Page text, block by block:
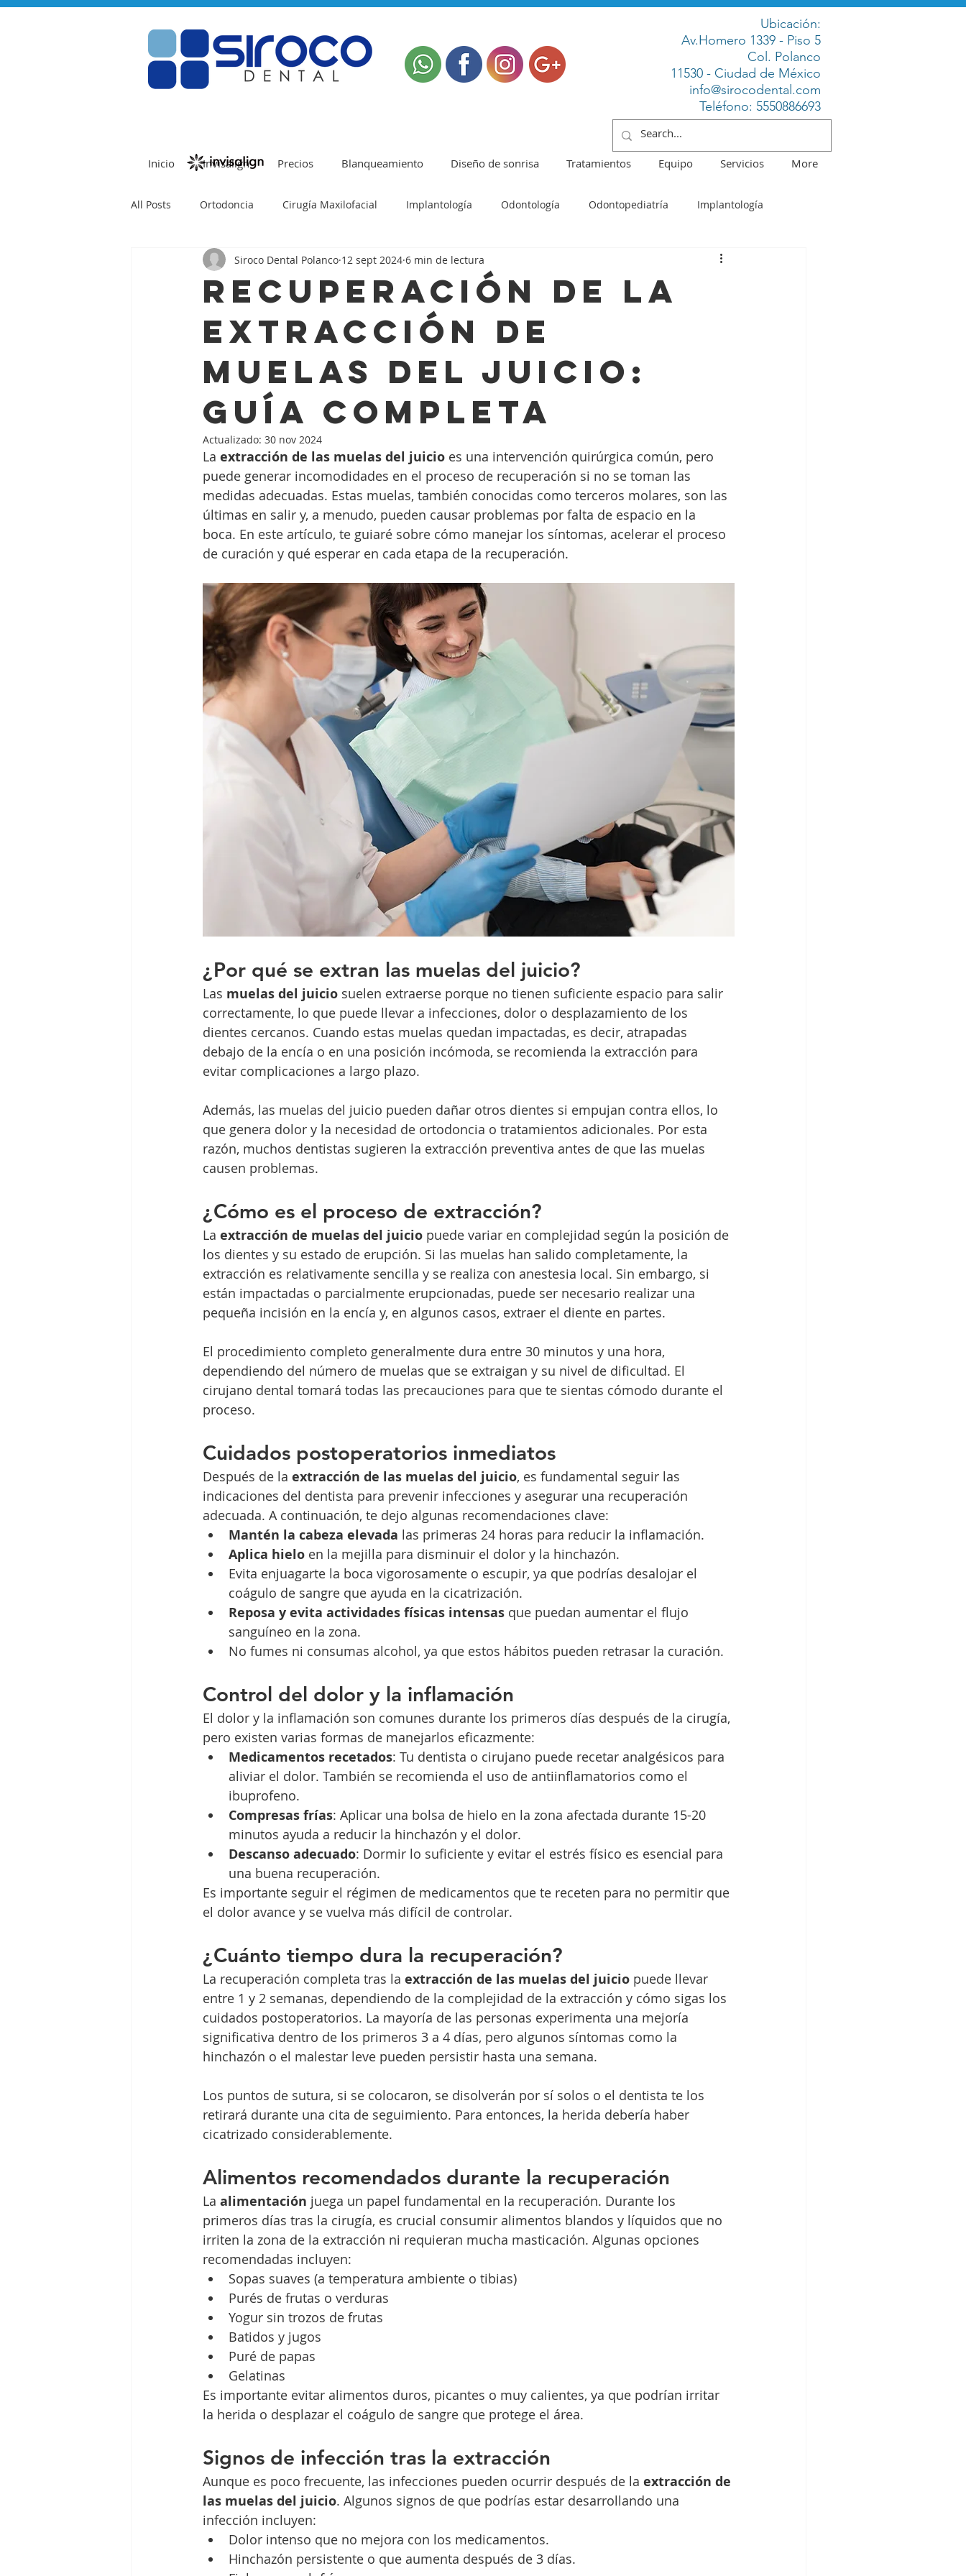
Ubicación:
Av.Homero 1339 - Piso 5
Col. Polanco
11530 - Ciudad de México
info@sirocodental.com
Teléfono: 5550886693
Inicio Invisalign Precios Blanqueamiento Diseño de sonrisa Tratamientos Equipo Servicios More
All Posts Ortodoncia Cirugía Maxilofacial Implantología Odontología Odontopediatría Implantología
Periodoncia Endodoncia Odontología Estética
Recuperación de la
extracción de
muelas del juicio:
Guía completa
Siroco Dental Polanco 12 sept 2024 6 min de lectura
Actualizado: 30 nov 2024
La extracción de las muelas del juicio es una intervención quirúrgica común, pero
puede generar incomodidades en el proceso de recuperación si no se toman las
medidas adecuadas. Estas muelas, también conocidas como terceros molares, son las
últimas en salir y, a menudo, pueden causar problemas por falta de espacio en la
boca. En este artículo, te guiaré sobre cómo manejar los síntomas, acelerar el proceso
de curación y qué esperar en cada etapa de la recuperación.
¿Por qué se extran las muelas del juicio?
Las muelas del juicio suelen extraerse porque no tienen suficiente espacio para salir
correctamente, lo que puede llevar a infecciones, dolor o desplazamiento de los
dientes cercanos. Cuando estas muelas quedan impactadas, es decir, atrapadas
debajo de la encía o en una posición incómoda, se recomienda la extracción para
evitar complicaciones a largo plazo.
Además, las muelas del juicio pueden dañar otros dientes si empujan contra ellos, lo
que genera dolor y la necesidad de ortodoncia o tratamientos adicionales. Por esta
razón, muchos dentistas sugieren la extracción preventiva antes de que las muelas
causen problemas.
¿Cómo es el proceso de extracción?
La extracción de muelas del juicio puede variar en complejidad según la posición de
los dientes y su estado de erupción. Si las muelas han salido completamente, la
extracción es relativamente sencilla y se realiza con anestesia local. Sin embargo, si
están impactadas o parcialmente erupcionadas, puede ser necesario realizar una
pequeña incisión en la encía y, en algunos casos, extraer el diente en partes.
El procedimiento completo generalmente dura entre 30 minutos y una hora,
dependiendo del número de muelas que se extraigan y su nivel de dificultad. El
cirujano dental tomará todas las precauciones para que te sientas cómodo durante el
proceso.
Cuidados postoperatorios inmediatos
Después de la extracción de las muelas del juicio, es fundamental seguir las
indicaciones del dentista para prevenir infecciones y asegurar una recuperación
adecuada. A continuación, te dejo algunas recomendaciones clave:
Mantén la cabeza elevada las primeras 24 horas para reducir la inflamación.
Aplica hielo en la mejilla para disminuir el dolor y la hinchazón.
Evita enjuagarte la boca vigorosamente o escupir, ya que podrías desalojar el
coágulo de sangre que ayuda en la cicatrización.
Reposa y evita actividades físicas intensas que puedan aumentar el flujo
sanguíneo en la zona.
No fumes ni consumas alcohol, ya que estos hábitos pueden retrasar la curación.
Control del dolor y la inflamación
El dolor y la inflamación son comunes durante los primeros días después de la cirugía,
pero existen varias formas de manejarlos eficazmente:
Medicamentos recetados: Tu dentista o cirujano puede recetar analgésicos para
aliviar el dolor. También se recomienda el uso de antiinflamatorios como el
ibuprofeno.
Compresas frías: Aplicar una bolsa de hielo en la zona afectada durante 15-20
minutos ayuda a reducir la hinchazón y el dolor.
Descanso adecuado: Dormir lo suficiente y evitar el estrés físico es esencial para
una buena recuperación.
Es importante seguir el régimen de medicamentos que te receten para no permitir que
el dolor avance y se vuelva más difícil de controlar.
¿Cuánto tiempo dura la recuperación?
La recuperación completa tras la extracción de las muelas del juicio puede llevar
entre 1 y 2 semanas, dependiendo de la complejidad de la extracción y cómo sigas los
cuidados postoperatorios. La mayoría de las personas experimenta una mejoría
significativa dentro de los primeros 3 a 4 días, pero algunos síntomas como la
hinchazón o el malestar leve pueden persistir hasta una semana.
Los puntos de sutura, si se colocaron, se disolverán por sí solos o el dentista te los
retirará durante una cita de seguimiento. Para entonces, la herida debería haber
cicatrizado considerablemente.
Alimentos recomendados durante la recuperación
La alimentación juega un papel fundamental en la recuperación. Durante los
primeros días tras la cirugía, es crucial consumir alimentos blandos y líquidos que no
irriten la zona de la extracción ni requieran mucha masticación. Algunas opciones
recomendadas incluyen:
Sopas suaves (a temperatura ambiente o tibias)
Purés de frutas o verduras
Yogur sin trozos de frutas
Batidos y jugos
Puré de papas
Gelatinas
Es importante evitar alimentos duros, picantes o muy calientes, ya que podrían irritar
la herida o desplazar el coágulo de sangre que protege el área.
Signos de infección tras la extracción
Aunque es poco frecuente, las infecciones pueden ocurrir después de la extracción de
las muelas del juicio. Algunos signos de que podrías estar desarrollando una
infección incluyen:
Dolor intenso que no mejora con los medicamentos.
Hinchazón persistente o que aumenta después de 3 días.